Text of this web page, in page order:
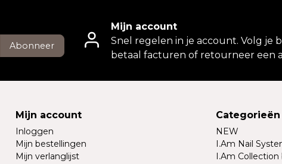
Abonneer
Mijn account
Snel regelen in je account. Volg je
betaal facturen of retourneer een
Mijn account
Inloggen
Mijn bestellingen
Mijn verlanglijst
Categorieën
NEW
I.Am Nail
I.Am Collection